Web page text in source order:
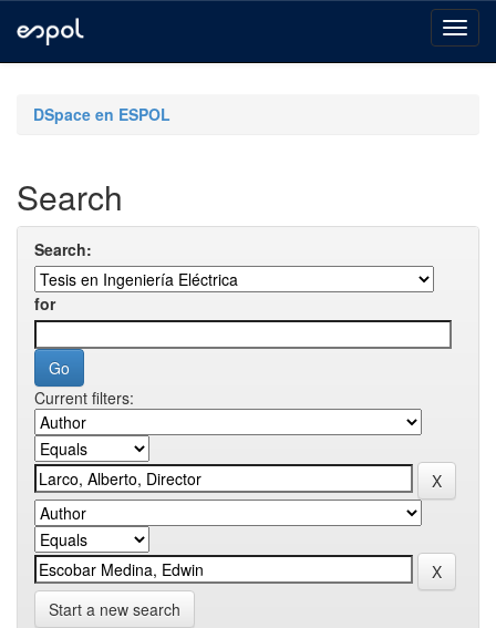
navigationDSpace en ESPOL
Search
Search:
for
Current filters:
Start a new search